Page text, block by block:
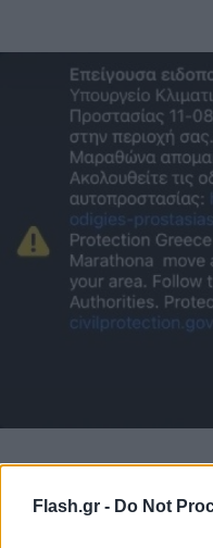
Flash.gr - Do Not
Εκκένωση της
νέο 112